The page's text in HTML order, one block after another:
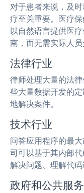
对于患者来说，及
疗至关重要。医疗
以自然语言提供医
南，而无需实际人员
法律行业
律师处理大量的法
些大量数据开发的
地解决案件。
技术行业
问答应用程序的最
司可以基于其内部
解决问题、理解代码
政府和公共服务